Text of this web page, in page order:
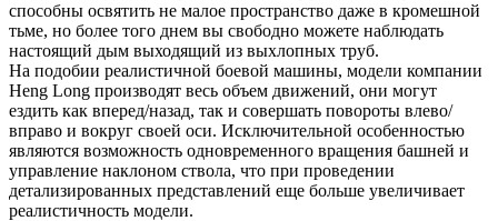
способны освятить не малое пространство даже в кромешной
тьме, но более того днем вы свободно можете наблюдать
настоящий дым выходящий из выхлопных труб.
На подобии реалистичной боевой машины, модели компании
Heng Long производят весь объем движений, они могут
ездить как вперед/назад, так и совершать повороты влево/
вправо и вокруг своей оси. Исключительной особенностью
являются возможность одновременного вращения башней и
управление наклоном ствола, что при проведении
детализированных представлений еще больше увеличивает
реалистичность модели.